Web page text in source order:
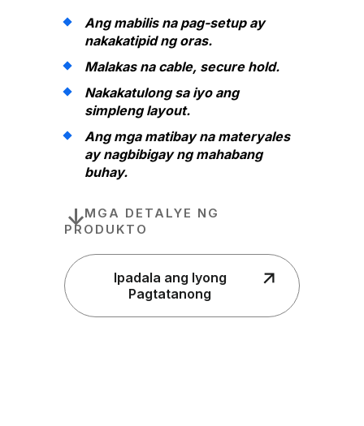
Ang mabilis na pag-setup ay
nakakatipid ng oras.
Malakas na cable, secure hold.
Nakakatulong sa iyo ang
simpleng layout.
Ang mga matibay na materyales
ay nagbibigay ng mahabang
buhay.
MGA DETALYE NG
PRODUKTO
Ipadala ang Iyong
Pagtatanong